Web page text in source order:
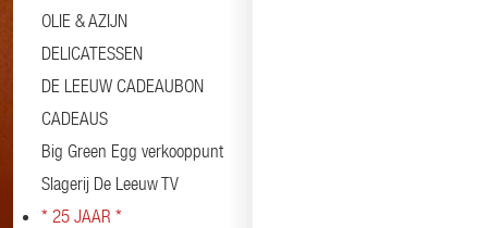
OLIE & AZIJN
DELICATESSEN
DE LEEUW CADEAUBON
CADEAUS
Big Green Egg verkooppunt
Slagerij De Leeuw TV
* 25 JAAR *